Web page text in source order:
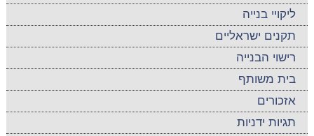
ליקויי בנייה
תקנים ישראליים
רישוי הבנייה
בית משותף
אזכורים
תגיות ידניות